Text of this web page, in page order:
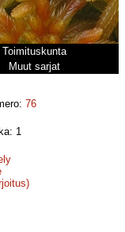
Toimituskunta
Muut sarjat
76
1